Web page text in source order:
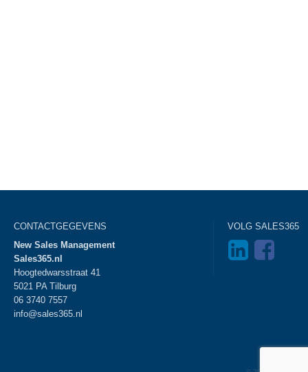
CONTACTGEGEVENS
New Sales Management
Sales365.nl
Hoogtedwarsstraat 41
5021 PA Tilburg
06 3740 7557
info@sales365.nl
VOLG SALES365